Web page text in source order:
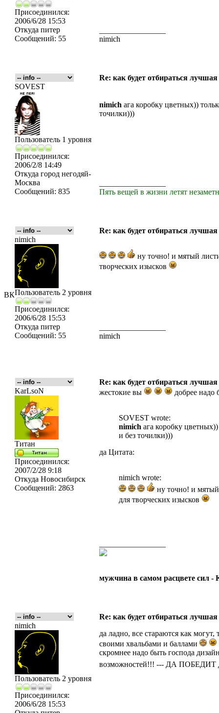
ВК
Присоединился:
2006/6/28 15:53
Откуда питер
Сообщений: 55
nimich
Re: как будет отбираться
SOVEST
Пользователь 1 уровня
Присоединился:
2006/2/8 14:49
Откуда город негодяй-
Москва
Сообщений: 835
nimich ага коробку цветных))
точилки)))
Пять вещей в жизни летят
Re: как будет отбираться
nimich
Пользователь 2 уровня
Присоединился:
2006/6/28 15:53
Откуда питер
Сообщений: 55
ну точно! и мятый
творческих изысков
nimich
Re: как будет отбираться
KarLsoN
Титан
Присоединился:
2007/2/28 9:18
Откуда Новосибирск
Сообщений: 2863
жестокие вы добрее надо
SOVEST wrote:
nimich ага коробку
и без точилки)))
да Цитата:
nimich wrote:
ну точно! и
для творческих изысков
мужчина в самом расцвете сил -
Re: как будет отбираться
nimich
Пользователь 2 уровня
Присоединился:
2006/6/28 15:53
да ладно, все стараются как
своими хвальбами и баллами
скромнее надо быть господа
возможностей!!! --- ДА